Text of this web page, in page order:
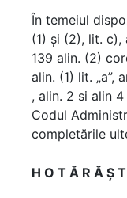
În temeiul
(1) şi (2), lit.
139 alin. (2)
alin. (1) lit. „a”,
, alin. 2 si alin
Codul
completările
H O T Ă R Ă Ş